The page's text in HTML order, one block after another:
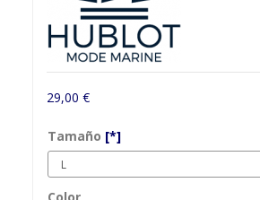
29,00 €
Tamaño [*]